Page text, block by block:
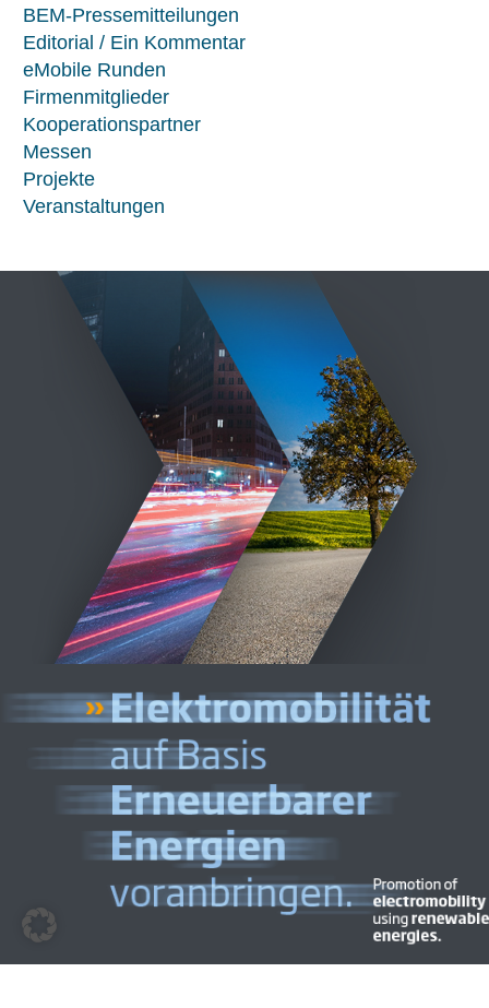
BEM-Pressemitteilungen
Editorial / Ein Kommentar
eMobile Runden
Firmenmitglieder
Kooperationspartner
Messen
Projekte
Veranstaltungen